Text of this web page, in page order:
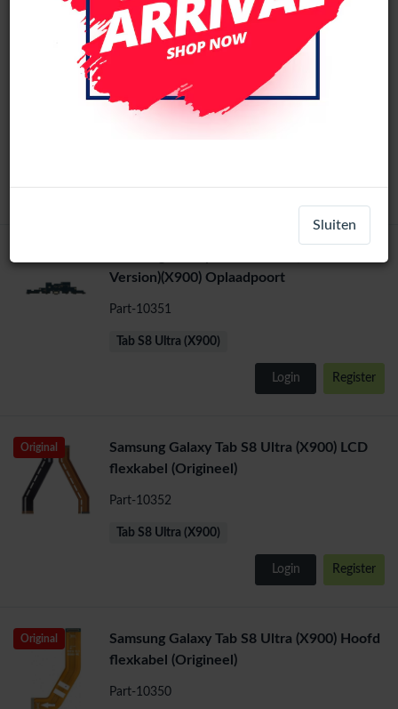
Batterij Samsung Galaxy Tab S8 Ultra (X900
BAT-48707
Login Register
Version)(X900) Oplaadpoort
Part-10351
Tab S8 Ultra (X900)
Login Register
Original
Samsung Galaxy Tab S8 Ultra (X900) LCD
flexkabel (Origineel)
Part-10352
Tab S8 Ultra (X900)
Login Register
Original
Samsung Galaxy Tab S8 Ultra (X900) Hoofd
flexkabel (Origineel)
Part-10350
Sluiten